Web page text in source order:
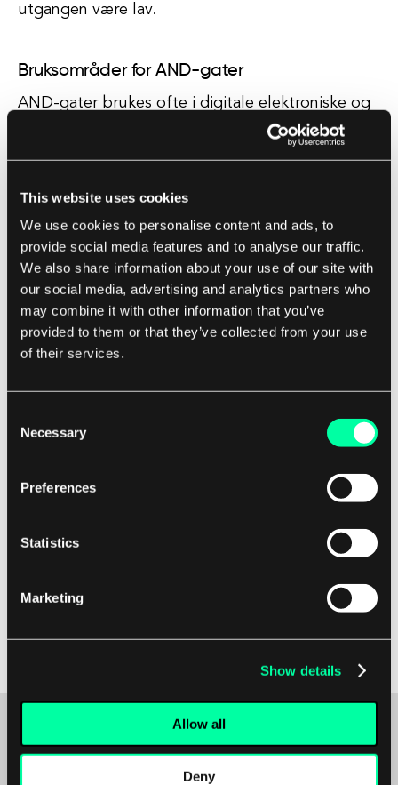
This website uses cookies
We use cookies to personalise content and ads, to
provide social media features and to analyse our traffic.
We also share information about your use of our site with
our social media, advertising and analytics partners who
may combine it with other information that you’ve
provided to them or that they’ve collected from your use
of their services.
Selection
Necessary
Preferences
Statistics
Marketing
Show details
Allow all
Deny
utgangen være lav.
Bruksområder for AND-gater
AND-gater brukes ofte i digitale elektroniske og
datavitenskapelige sammenhenger for en rekke
Et vanlig bruksområde for AND-gater er i
opprettelsen av mer komplekse logikk-kretser.
Ved å kombinere flere AND-gater med andre
logikk-gater som OR-gater og NOT-gater, kan
ingeniører lage kretser som utfører mer
komplekse logiske operasjoner.
Logic Circuits, Computer Science
byggekloss i digitale logikk-kretser som gir et
inngangssignalene er høye.
Ved å forstå hvordan AND-gater fungerer og
hvordan de kan brukes i kombinasjon med andre
logikk-gater, kan ingeniører designe komplekse
Kanskje det er begynnelsen på et vakkert